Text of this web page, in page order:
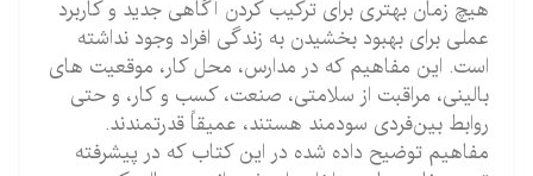
هیچ زمان بهتری برای ترکیب کردن آگاهی جدید و کاربرد
عملی برای بهبود بخشیدن به زندگی افراد وجود نداشته
است. این مفاهیم که در مدارس، محل کار، موقعیت های
بالینی، مراقبت از سلامتی، صنعت، کسب و کار، و حتی
روابط بین‌فردی سودمند هستند، عمیقاً قدرتمندند.
مفاهیم توضیح داده شده در این کتاب که در پیشرفته